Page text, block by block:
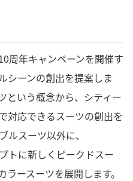
周年キャンペーンを開催す
シーンの創出を提案しま
という概念から、シティー
対応できるスーツの創出を
ルスーツ以外に、
トに新しくピークドスー
ースーツを展開します。